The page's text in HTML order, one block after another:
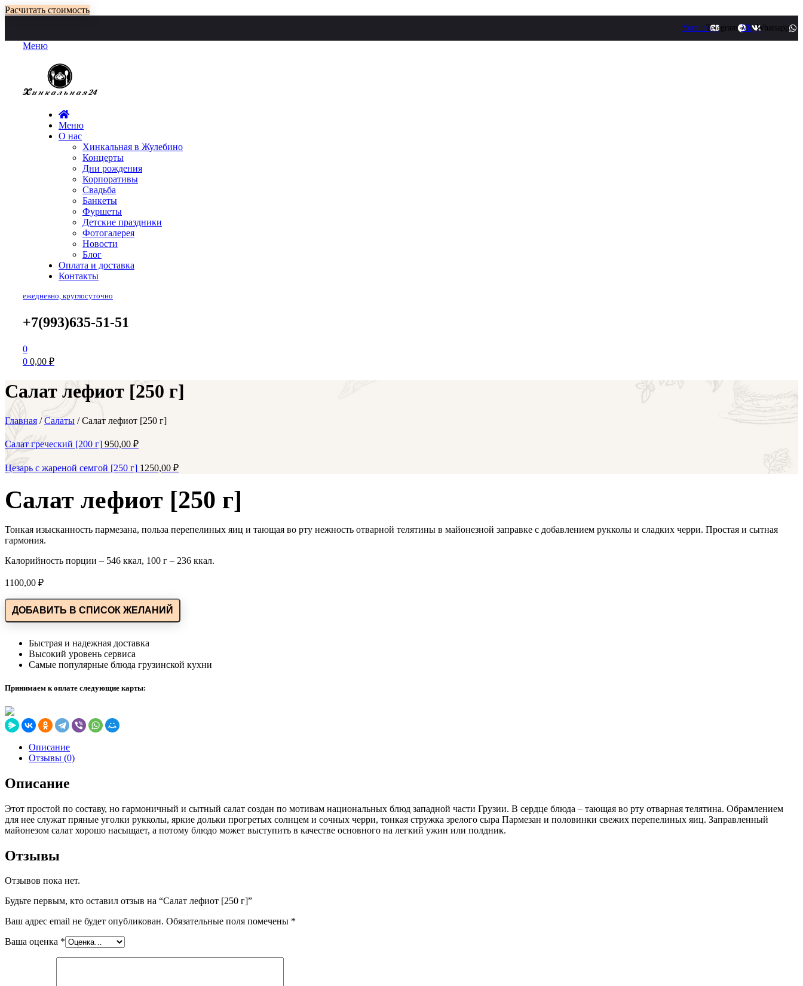
Расчитать стоимость
YoutubeTelegram Vk Whatsapp
Меню
Меню
О нас
Хинкальная в Жулебино
Концерты
Дни рождения
Корпоративы
Свадьба
Банкеты
Фуршеты
Детские праздники
Фотогалерея
Новости
Блог
Оплата и доставка
Контакты
ежедневно, круглосуточно
+7(993)635-51-51
0
0 0,00 ₽
Салат лефиот [250 г]
Главная /Салаты /Салат лефиот [250 г]
Салат греческий [200 г] 950,00 ₽
Цезарь с жареной семгой [250 г] 1250,00 ₽
Салат лефиот [250 г]
Тонкая изысканность пармезана, польза перепелиных яиц и тающая во рту нежность отварной телятины в майонезной заправке с добавлением рукколы и сладких черри. Простая и сытная
гармония.
Калорийность порции – 546 ккал, 100 г – 236 ккал.
1100,00 ₽
ДОБАВИТЬ В СПИСОК ЖЕЛАНИЙ
Быстрая и надежная доставка
Высокий уровень сервиса
Самые популярные блюда грузинской кухни
Принимаем к оплате следующие карты:
Описание
Отзывы (0)
Описание
Этот простой по составу, но гармоничный и сытный салат создан по мотивам национальных блюд западной части Грузии. В сердце блюда – тающая во рту отварная телятина. Обрамлением
для нее служат пряные уголки рукколы, яркие дольки прогретых солнцем и сочных черри, тонкая стружка зрелого сыра Пармезан и половинки свежих перепелиных яиц. Заправленный
майонезом салат хорошо насыщает, а потому блюдо может выступить в качестве основного на легкий ужин или полдник.
Отзывы
Отзывов пока нет.
Будьте первым, кто оставил отзыв на “Салат лефиот [250 г]”
Ваш адрес email не будет опубликован. Обязательные поля помечены *
Ваша оценка *